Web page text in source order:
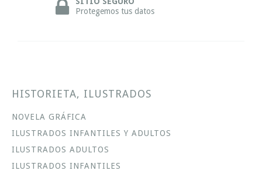
Protegemos tus datos
HISTORIETA, ILUSTRADOS
NOVELA GRÁFICA
ILUSTRADOS INFANTILES Y ADULTOS
ILUSTRADOS ADULTOS
ILUSTRADOS INFANTILES